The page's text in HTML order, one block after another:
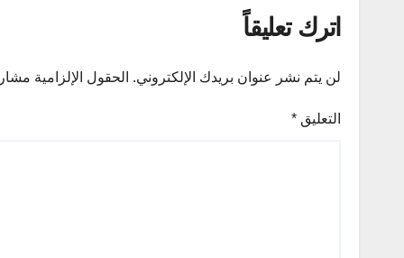
اترك تعليقاً
لن يتم نشر عنوان بريدك الإلكتروني. الحقول الإلزامية مشار
التعليق *